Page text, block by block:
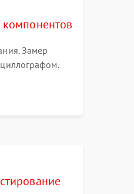
компонентов
Замер
состояния